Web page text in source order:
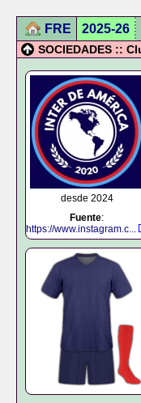
FRE 2025-26
SOCIEDADES ::
desde 2024
Fuente:
https://www.instagram.c...